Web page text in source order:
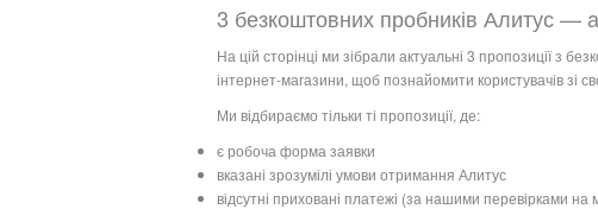
3 безкоштовних пробників Алитус —
На цій сторінці ми зібрали актуальні 3 пропозиції з
інтернет-магазини, щоб познайомити користувачів зі
Ми відбираємо тільки ті пропозиції, де:
є робоча форма заявки
вказані зрозумілі умови отримання Алитус
відсутні приховані платежі (за нашими перевірками на